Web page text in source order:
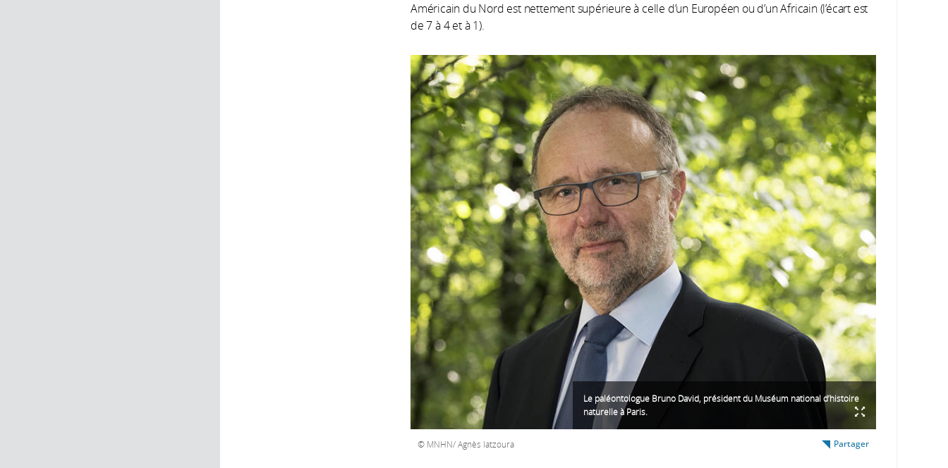
Américain du Nord est nettement supérieure à celle d’un Européen ou d’un Africain (l’écart est
de 7 à 4 et à 1).
Le paléontologue Bruno David, président du Muséum national d’histoire
naturelle à Paris.
MNHN/ Agnès Iatzoura Partager